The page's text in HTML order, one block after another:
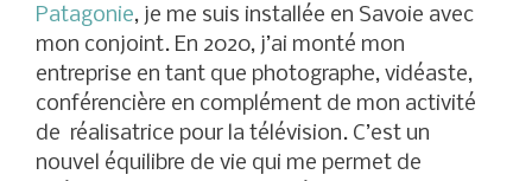
Patagonie, je me suis installée en Savoie avec
mon conjoint. En 2020, j’ai monté mon
entreprise en tant que photographe, vidéaste,
conférencière en complément de mon activité
de réalisatrice pour la télévision. C’est un
nouvel équilibre de vie qui me permet de